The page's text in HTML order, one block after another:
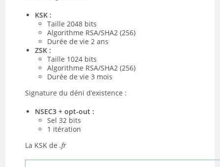
KSK :
Taille 2048 bits
Algorithme RSA/SHA2 (256)
Durée de vie 2 ans
ZSK :
Taille 1024 bits
Algorithme RSA/SHA2 (256)
Durée de vie 3 mois
Signature du déni d’existence :
NSEC3 + opt-out :
Sel 32 bits
1 itération
La KSK de .fr